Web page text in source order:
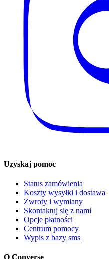
Uzyskaj pomoc
Status zamówienia
Koszty wysyłki i dostawa
Zwroty i wymiany
Skontaktuj się z nami
Opcje płatności
Centrum pomocy
Wypis z bazy sms
O Converse